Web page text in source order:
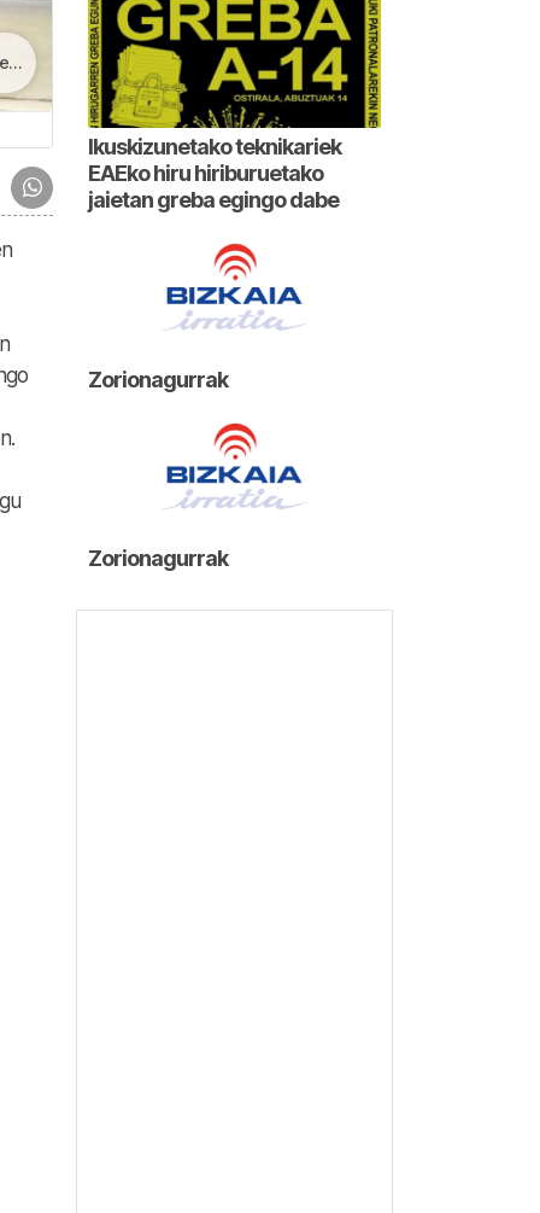
Ikuskizunetako teknikariek
EAEko hiru hiriburuetako
jaietan greba egingo dabe
Zorionagurrak
Zorionagurrak